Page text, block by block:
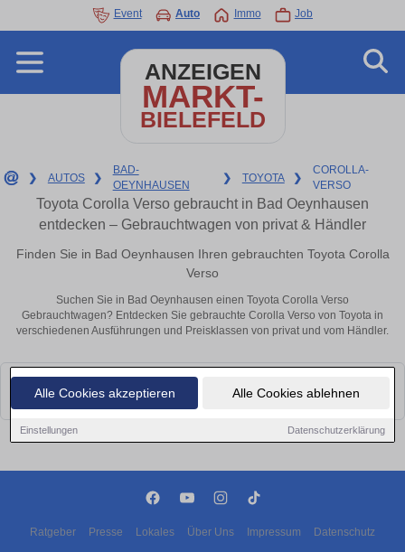
Alle Cookies akzeptieren Alle Cookies ablehnen
Einstellungen Datenschutzerklärung
Event Auto Immo Job
ANZEIGEN
MARKT-
BIELEFELD
❯ AUTOS ❯
BAD-
OEYNHAUSEN
❯ TOYOTA ❯
COROLLA-
VERSO
Toyota Corolla Verso gebraucht in Bad Oeynhausen
entdecken – Gebrauchtwagen von privat & Händler
Finden Sie in Bad Oeynhausen Ihren gebrauchten Toyota Corolla
Verso
Suchen Sie in Bad Oeynhausen einen Toyota Corolla Verso
Gebrauchtwagen? Entdecken Sie gebrauchte Corolla Verso von Toyota in
verschiedenen Ausführungen und Preisklassen von privat und vom Händler.
Leider konnten wir derzeit keine passenden Autos finden. Schauen Sie
bald wieder vorbei!
Ratgeber Presse Lokales Über Uns Impressum Datenschutz